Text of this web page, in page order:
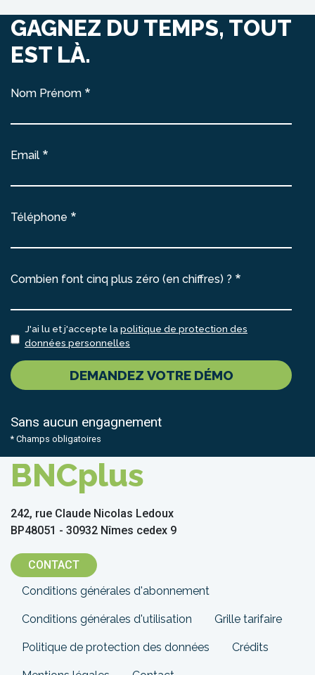
GAGNEZ DU TEMPS, TOUT
EST LÀ.
Nom Prénom
Email
Téléphone
Combien font cinq plus zéro (en chiffres) ?
J'ai lu et j'accepte lapolitique de protection des
données personnelles
DEMANDEZ VOTRE DÉMO
Sans aucun engagnement
* Champs obligatoires
BNCplus
242, rue Claude Nicolas Ledoux
BP48051 - 30932 Nîmes cedex 9
CONTACT
Menu
Pied
de
Conditions générales d'abonnement
Conditions générales d'utilisation Grille tarifaire
Politique de protection des données Crédits